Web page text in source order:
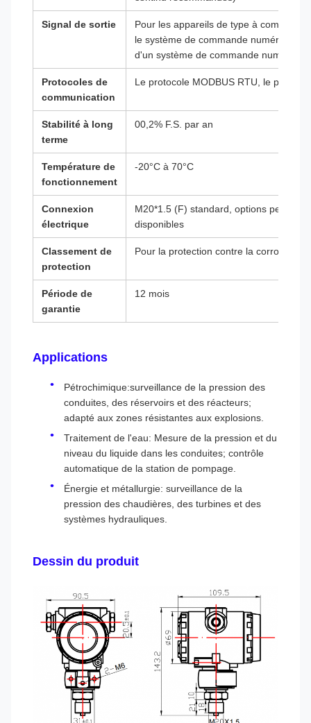
Signal de sortie
Pour les appareils de type à
le système de commande numérique
d'un système de commande numérique.
Protocoles de
communication
Le protocole MODBUS RTU, le
Stabilité à long
terme
00,2% F.S. par an
Température de
fonctionnement
-20°C à 70°C
Connexion
électrique
M20*1.5 (F) standard, options
disponibles
Classement de
protection
Pour la protection contre la corrosion
Période de
garantie
12 mois
Applications
Pétrochimique:surveillance de la pression des
conduites, des réservoirs et des réacteurs;
adapté aux zones résistantes aux explosions.
Traitement de l'eau: Mesure de la pression et du
niveau du liquide dans les conduites; contrôle
automatique de la station de pompage.
Énergie et métallurgie: surveillance de la
pression des chaudières, des turbines et des
systèmes hydrauliques.
Dessin du produit